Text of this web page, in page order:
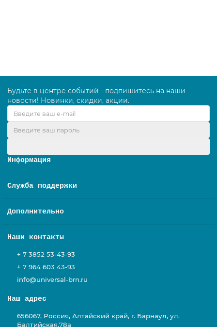
Будьте в центре событий - подпишитесь на наши
новости! Новинки, скидки, акции.
Информация
Служба поддержки
Дополнительно
Наши контакты
+ 7 3852 53-43-93
+ 7 964 603 43-93
info@universal-brn.ru
Наш адрес
656067, Россия, Алтайский край, г. Барнаул, ул.
Балтийская,78а